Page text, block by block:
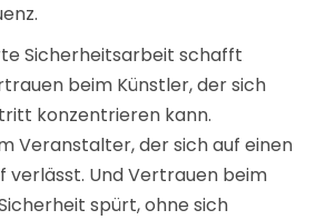
Sicherheitsarbeit schafft
beim Künstler, der sich
konzentrieren kann.
Veranstalter, der sich auf einen
verlässt. Und Vertrauen beim
spürt, ohne sich